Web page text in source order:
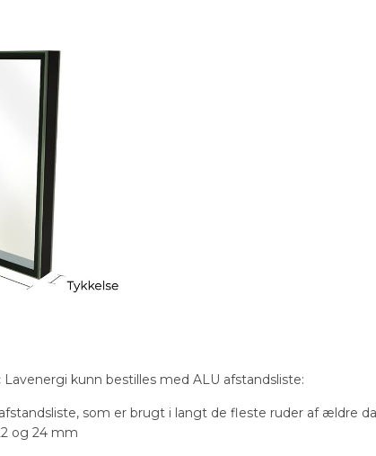
Lavenergi kunn bestilles med ALU afstandsliste:
som er brugt i langt de fleste ruder af ældre
og 24 mm